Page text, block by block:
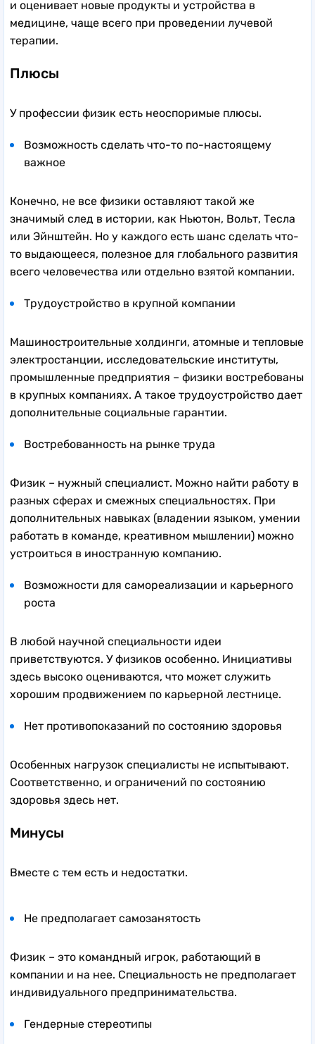
и оценивает новые продукты и устройства в
медицине, чаще всего при проведении лучевой
терапии.
Плюсы
У профессии физик есть неоспоримые плюсы.
Возможность сделать что-то по-настоящему
важное
Конечно, не все физики оставляют такой же
значимый след в истории, как Ньютон, Вольт, Тесла
или Эйнштейн. Но у каждого есть шанс сделать что-
то выдающееся, полезное для глобального развития
всего человечества или отдельно взятой компании.
Трудоустройство в крупной компании
Машиностроительные холдинги, атомные и тепловые
электростанции, исследовательские институты,
промышленные предприятия – физики востребованы
в крупных компаниях. А такое трудоустройство дает
дополнительные социальные гарантии.
Востребованность на рынке труда
Физик – нужный специалист. Можно найти работу в
разных сферах и смежных специальностях. При
дополнительных навыках (владении языком, умении
работать в команде, креативном мышлении) можно
устроиться в иностранную компанию.
Возможности для самореализации и карьерного
роста
В любой научной специальности идеи
приветствуются. У физиков особенно. Инициативы
здесь высоко оцениваются, что может служить
хорошим продвижением по карьерной лестнице.
Нет противопоказаний по состоянию здоровья
Особенных нагрузок специалисты не испытывают.
Соответственно, и ограничений по состоянию
здоровья здесь нет.
Минусы
Вместе с тем есть и недостатки.
Не предполагает самозанятость
Физик – это командный игрок, работающий в
компании и на нее. Специальность не предполагает
индивидуального предпринимательства.
Гендерные стереотипы